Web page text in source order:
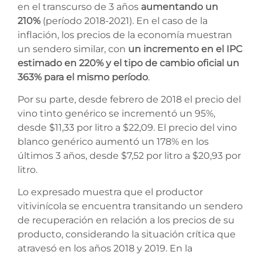
en el transcurso de 3 años aumentando un
210%(período 2018-2021). En el caso de la
inflación, los precios de la economía muestran
un sendero similar, con un incremento en el IPC
estimado en 220% y el tipo de cambio oficial un
363% para el mismo período.
Por su parte, desde febrero de 2018 el precio del
vino tinto genérico se incrementó un 95%,
desde $11,33 por litro a $22,09. El precio del vino
blanco genérico aumentó un 178% en los
últimos 3 años, desde $7,52 por litro a $20,93 por
litro.
Lo expresado muestra que el productor
vitivinícola se encuentra transitando un sendero
de recuperación en relación a los precios de su
producto, considerando la situación crítica que
atravesó en los años 2018 y 2019. En la